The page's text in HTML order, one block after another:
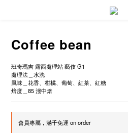
Coffee bean
班奇瑪吉 露西處理站 藝伎 G1
處理法＿水洗
風味＿花香、柑橘、葡萄、紅茶、紅糖
焙度＿85 淺中焙
會員專屬，滿千免運 on order